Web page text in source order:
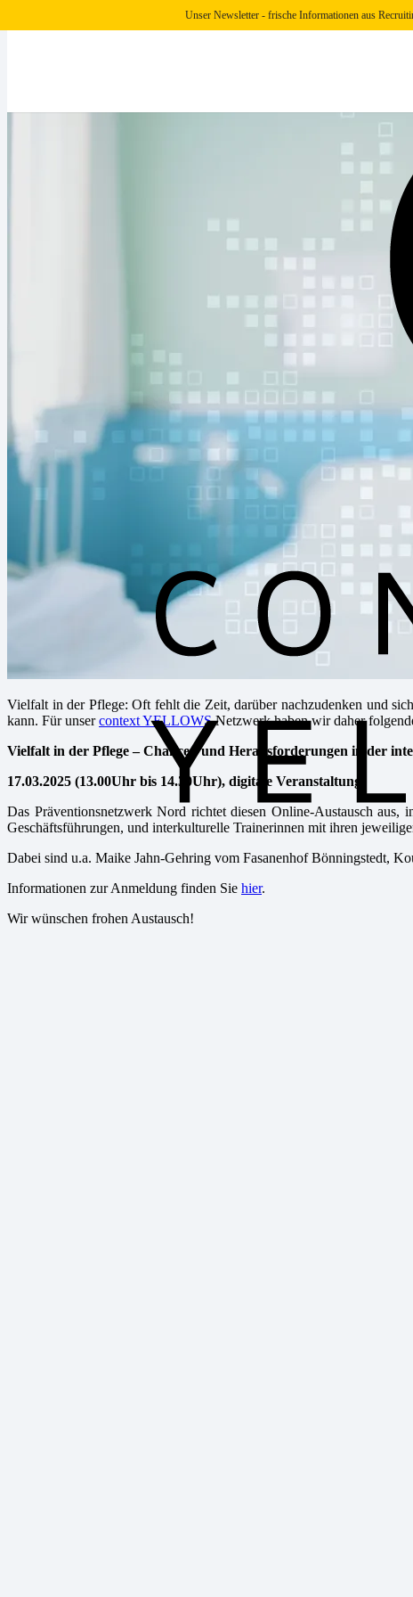
Vielfalt in der Pflege: Oft fehlt die Zeit, darüber nachzudenken und
kann. Für unsercontext YELLOWSNetzwerk haben wir daher
Vielfalt in der Pflege – Chancen und Herausforderungen in der
17.03.2025 (13.00Uhr bis 14.30Uhr), digitale Veranstaltung.
Das Präventionsnetzwerk Nord richtet diesen Online-Austausch aus,
Geschäftsführungen, und interkulturelle Trainerinnen mit ihren
Dabei sind u.a. Maike Jahn-Gehring vom Fasanenhof Bönningstedt,
Informationen zur Anmeldung finden Sie hier.
Wir wünschen frohen Austausch!
Unser Newsletter - frische Informationen aus